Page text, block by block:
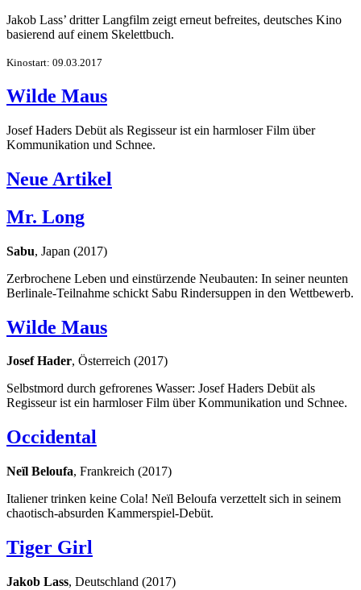
Jakob Lass’ dritter Langfilm zeigt erneut befreites, deutsches Kino
basierend auf einem Skelettbuch.
Kinostart: 09.03.2017
Wilde Maus
Josef Haders Debüt als Regisseur ist ein harmloser Film über
Kommunikation und Schnee.
Neue Artikel
Mr. Long
Sabu, Japan (2017)
Zerbrochene Leben und einstürzende Neubauten: In seiner neunten
Berlinale-Teilnahme schickt Sabu Rindersuppen in den Wettbewerb.
Wilde Maus
Josef Hader, Österreich (2017)
Selbstmord durch gefrorenes Wasser: Josef Haders Debüt als
Regisseur ist ein harmloser Film über Kommunikation und Schnee.
Occidental
Neïl Beloufa, Frankreich (2017)
Italiener trinken keine Cola! Neïl Beloufa verzettelt sich in seinem
chaotisch-absurden Kammerspiel-Debüt.
Tiger Girl
Jakob Lass, Deutschland (2017)